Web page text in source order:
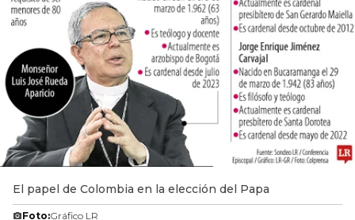
El papel de Colombia en la elección del Papa
Foto:Gráfico LR